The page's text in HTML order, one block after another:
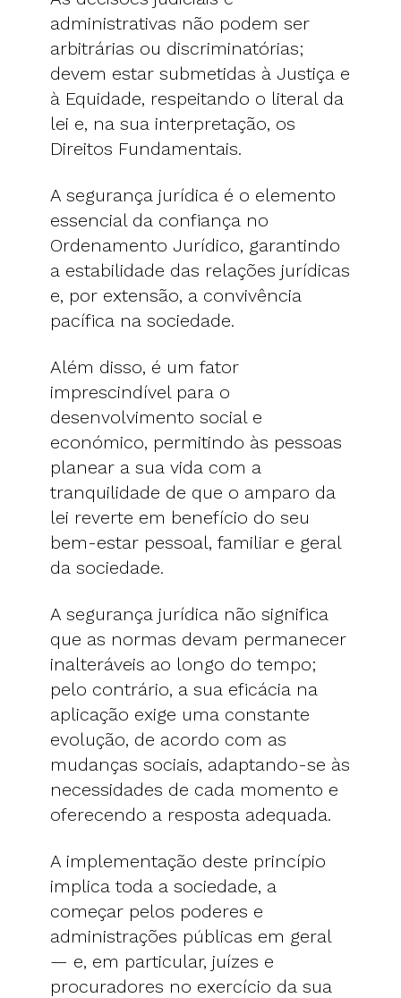
administrativas não podem ser
arbitrárias ou discriminatórias;
devem estar submetidas à Justiça e
à Equidade, respeitando o literal da
lei e, na sua interpretação, os
Direitos Fundamentais.
A segurança jurídica é o elemento
essencial da confiança no
Ordenamento Jurídico, garantindo
a estabilidade das relações jurídicas
e, por extensão, a convivência
pacífica na sociedade.
Além disso, é um fator
imprescindível para o
desenvolvimento social e
económico, permitindo às pessoas
planear a sua vida com a
tranquilidade de que o amparo da
lei reverte em benefício do seu
bem-estar pessoal, familiar e geral
da sociedade.
A segurança jurídica não significa
que as normas devam permanecer
inalteráveis ao longo do tempo;
pelo contrário, a sua eficácia na
aplicação exige uma constante
evolução, de acordo com as
mudanças sociais, adaptando-se às
necessidades de cada momento e
oferecendo a resposta adequada.
A implementação deste princípio
implica toda a sociedade, a
começar pelos poderes e
administrações públicas em geral
— e, em particular, juízes e
procuradores no exercício da sua